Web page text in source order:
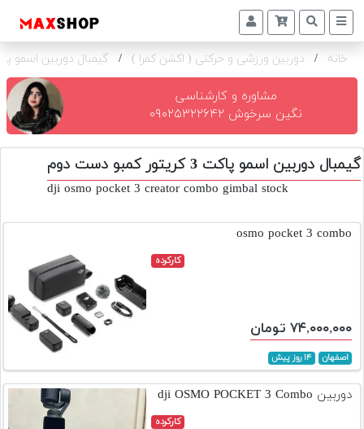
دوربین
و
تجهیزات
و
اکسسوری
دوم
اجاره
دوربین
و
تجهیزات
خانه / دوربین ورزشی و حرکتی ( اکشن کمرا ) / گیمبال دوربین اسمو پاکت 3
مشاوره و کارشناسی
نگین سرخوش ۰۹۰۲۵۳۲۲۶۴۲
گیمبال دوربین اسمو پاکت 3 کریتور کمبو دست دوم
dji osmo pocket 3 creator combo gimbal stock
osmo pocket 3 combo
کارکرده
۷۴,۰۰۰,۰۰۰ تومان
اصفهان ۱۴ روز پیش
دوربین dji OSMO POCKET 3 Combo
کارکرده